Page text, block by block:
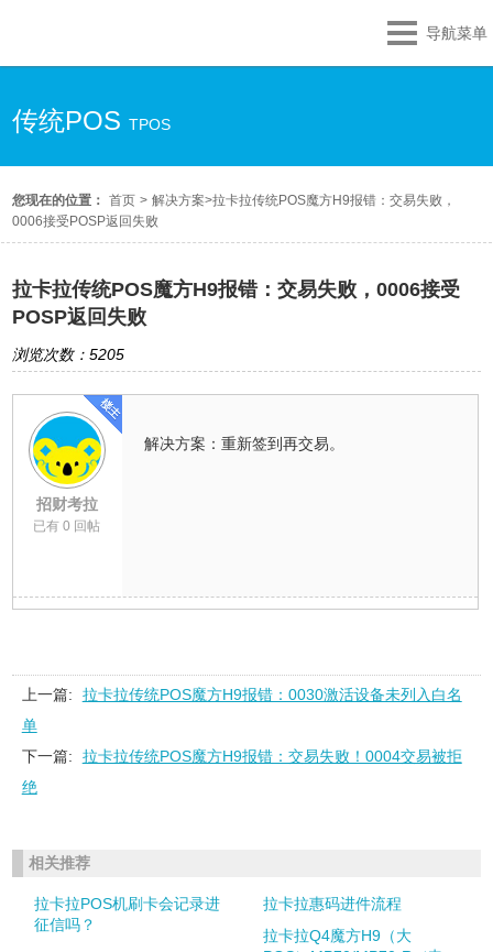
导航菜单
传统POSTPOS
您现在的位置： 首页 > 解决方案>拉卡拉传统POS魔方H9报错：交易失败，
0006接受POSP返回失败
拉卡拉传统POS魔方H9报错：交易失败，0006接受
POSP返回失败
浏览次数：5205
招财考拉
已有 0 回帖
解决方案：重新签到再交易。
上一篇:
拉卡拉传统POS魔方H9报错：0030激活设备未列入白名
单
下一篇:
拉卡拉传统POS魔方H9报错：交易失败！0004交易被拒
绝
相关推荐
拉卡拉POS机刷卡会记录进
征信吗？
拉卡拉惠码进件流程
拉卡拉Q4魔方H9（大